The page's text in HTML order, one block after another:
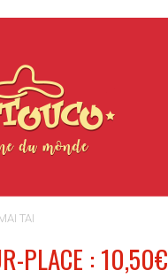
TAI
PLACE : 10,50€